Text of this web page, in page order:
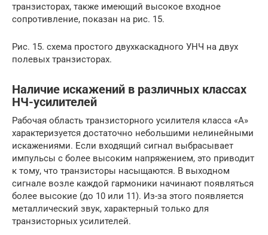
транзисторах, также имеющий высокое входное
сопротивление, показан на рис. 15.
Рис. 15. схема простого двухкаскадного УНЧ на двух
полевых транзисторах.
Наличие искажений в различных классах
НЧ-усилителей
Рабочая область транзисторного усилителя класса «А»
характеризуется достаточно небольшими нелинейными
искажениями. Если входящий сигнал выбрасывает
импульсы с более высоким напряжением, это приводит
к тому, что транзисторы насыщаются. В выходном
сигнале возле каждой гармоники начинают появляться
более высокие (до 10 или 11). Из-за этого появляется
металлический звук, характерный только для
транзисторных усилителей.